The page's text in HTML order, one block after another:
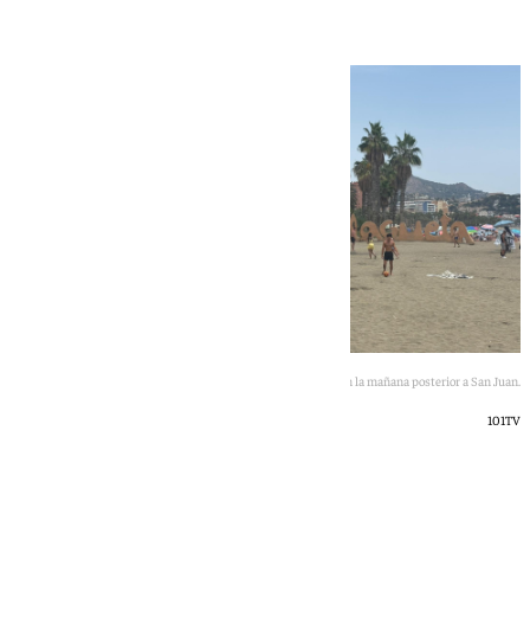
El antes y el después de La Malagueta en la mañana posterior a San Juan.
101TV